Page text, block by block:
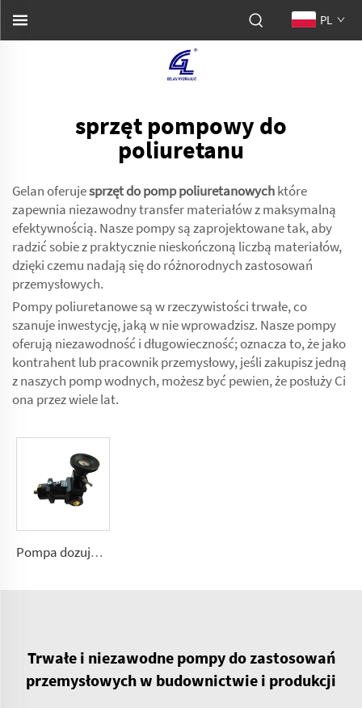
PL
sprzęt pompowy do
poliuretanu
Gelan oferujesprzęt do pomp poliuretanowychktóre
zapewnia niezawodny transfer materiałów z maksymalną
efektywnością. Nasze pompy są zaprojektowane tak, aby
radzić sobie z praktycznie nieskończoną liczbą materiałów,
dzięki czemu nadają się do różnorodnych zastosowań
przemysłowych.
Pompy poliuretanowe są w rzeczywistości trwałe, co
szanuje inwestycję, jaką w nie wprowadzisz. Nasze pompy
oferują niezawodność i długowieczność; oznacza to, że jako
kontrahent lub pracownik przemysłowy, jeśli zakupisz jedną
z naszych pomp wodnych, możesz być pewien, że posłuży Ci
ona przez wiele lat.
Pompa dozująca poliuretanowa A7VK dla maszyny do piany Rozmiary 12, 28
Trwałe i niezawodne pompy do zastosowań
przemysłowych w budownictwie i produkcji